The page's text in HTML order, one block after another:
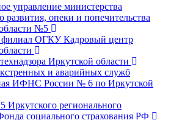
управление министерства
развития, опеки и попечительства
№5
ОГКУ Кадровый центр
Иркутской области
и аварийных служб
ИФНС России № 6 по Иркутской
регионального
социального страхования РФ